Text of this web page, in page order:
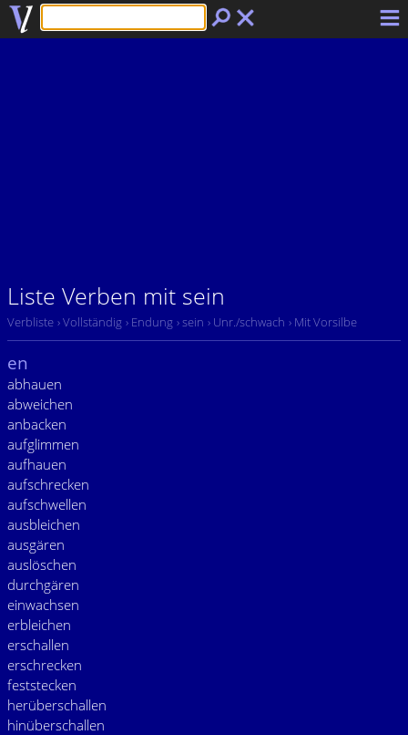
Liste Verben mit sein
Verbliste › Vollständig › Endung › sein › Unr./schwach › Mit Vorsilbe
en
abhauen
abweichen
anbacken
aufglimmen
aufhauen
aufschrecken
aufschwellen
ausbleichen
ausgären
auslöschen
durchgären
einwachsen
erbleichen
erschallen
erschrecken
feststecken
herüberschallen
hinüberschallen